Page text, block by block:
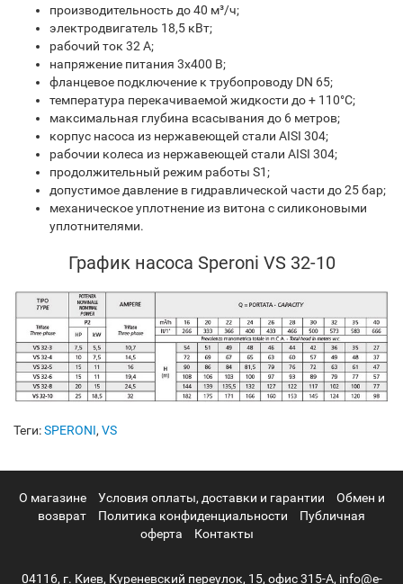
производительность до 40 м³/ч;
электродвигатель 18,5 кВт;
рабочий ток 32 A;
напряжение питания 3х400 В;
фланцевое подключение к трубопроводу DN 65;
температура перекачиваемой жидкости до + 110°C;
максимальная глубина всасывания до 6 метров;
корпус насоса из нержавеющей стали AISI 304;
рабочии колеса из нержавеющей стали AISI 304;
продолжительный режим работы S1;
допустимое давление в гидравлической части до 25 бар;
механическое уплотнение из витона с силиконовыми
уплотнителями.
График насоса Speroni VS 32-10
Теги:SPERONI, VS
О магазине Условия оплаты, доставки и гарантии
Обмен и
возврат
Политика конфиденциальности
Публичная
оферта
Контакты
04116, г. Киев, Куреневский переулок, 15, офис 315-А, info@e-